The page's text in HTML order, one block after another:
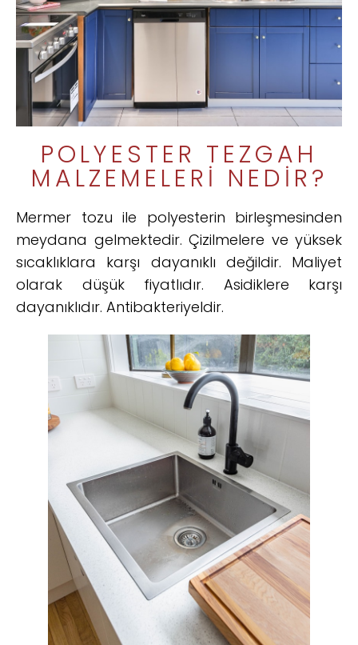
POLYESTER TEZGAH
MALZEMELERI NEDIR?
Mermer tozu ile polyesterin birleşmesinden
meydana gelmektedir. Çizilmelere ve yüksek
sıcaklıklara karşı dayanıklı değildir. Maliyet
olarak düşük fiyatlıdır. Asidiklere karşı
dayanıklıdır. Antibakteriyeldir.